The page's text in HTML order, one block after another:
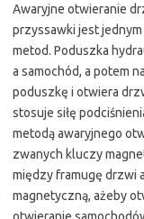
Awaryjne otwieranie
przyssawki jest
metod. Poduszka
a samochód, a potem
poduszkę i otwiera
stosuje siłę
metodą awaryjnego
zwanych kluczy
między framugę drzwi
magnetyczną, ażeby